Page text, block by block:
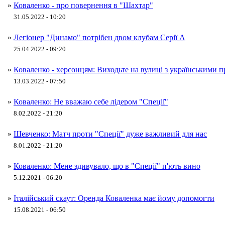
» Коваленко - про повернення в "Шахтар"
31.05.2022 - 10:20
» Легіонер "Динамо" потрібен двом клубам Серії А
25.04.2022 - 09:20
» Коваленко - херсонцям: Виходьте на вулиці з українськими
13.03.2022 - 07:50
» Коваленко: Не вважаю себе лідером "Спеції"
8.02.2022 - 21:20
» Шевченко: Матч проти "Спеції" дуже важливий для нас
8.01.2022 - 21:20
» Коваленко: Мене здивувало, що в "Спеції" п'ють вино
5.12.2021 - 06:20
» Італійський скаут: Оренда Коваленка має йому допомогти
15.08.2021 - 06:50